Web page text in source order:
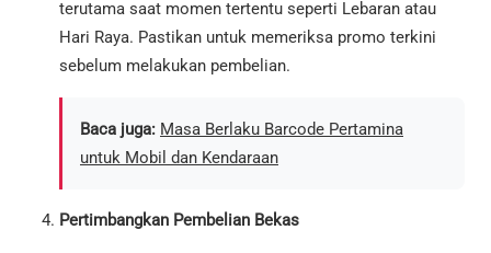
terutama saat momen tertentu seperti Lebaran atau
Hari Raya. Pastikan untuk memeriksa promo terkini
sebelum melakukan pembelian.
Baca juga: Masa Berlaku Barcode Pertamina
untuk Mobil dan Kendaraan
Pertimbangkan Pembelian Bekas